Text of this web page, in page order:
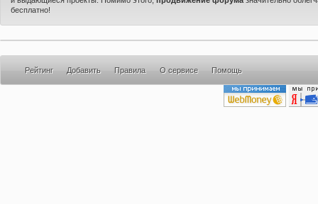
бесплатно!
Рейтинг Добавить Правила О сервисе Помощь